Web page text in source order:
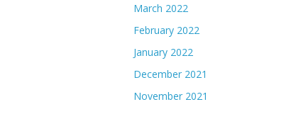
March 2022
February 2022
January 2022
December 2021
November 2021